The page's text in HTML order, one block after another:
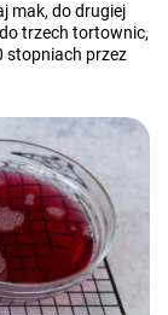
mak, do drugiej
trzech tortownic,
stopniach przez